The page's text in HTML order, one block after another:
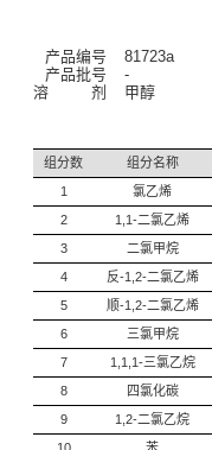
产品编号 81723a
产品批号
-
溶 剂
甲醇
组分数 组分名称
1
氯乙烯
2
1,1-二氯乙烯
3
二氯甲烷
4
反-1,2-二氯乙烯
5
顺-1,2-二氯乙烯
6
三氯甲烷
7
1,1,1-三氯乙烷
8
四氯化碳
9
1,2-二氯乙烷